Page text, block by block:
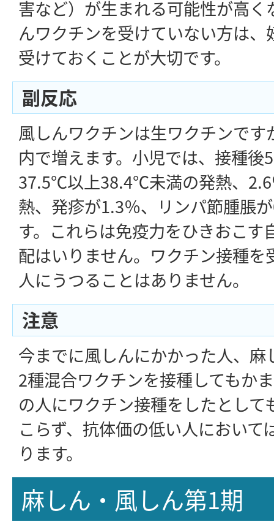
害など）が生まれる可能性が高
んワクチンを受けていない方は
受けておくことが大切です。
副反応
風しんワクチンは生ワクチンで
内で増えます。小児では、接種後
37.5℃以上38.4℃未満の発熱、
熱、発疹が1.3％、リンパ節腫脹
す。これらは免疫力をひきおこす
配はいりません。ワクチン接種を
人にうつることはありません。
注意
今までに風しんにかかった人、
2種混合ワクチンを接種してもか
の人にワクチン接種をしたとして
こらず、抗体価の低い人において
ります。
麻しん・風しん第1期